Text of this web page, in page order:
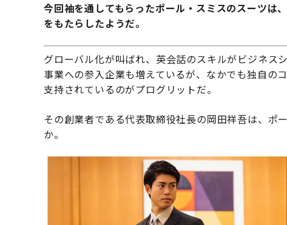
今回袖を通してもらったポール・スミスのスーツは
をもたらしたようだ。
グローバル化が叫ばれ、英会話のスキルがビジネス
事業への参入企業も増えているが、なかでも独自の
支持されているのがプログリットだ。
その創業者である代表取締役社長の岡田祥吾は、ポ
か。